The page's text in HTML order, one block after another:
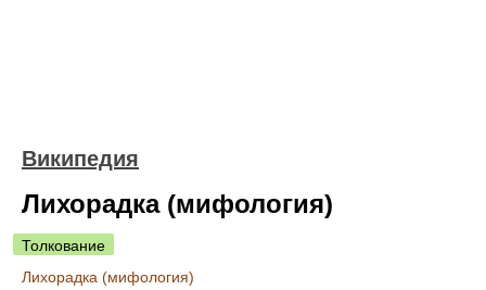
Википедия
Лихорадка (мифология)
Толкование
Лихорадка (мифология)